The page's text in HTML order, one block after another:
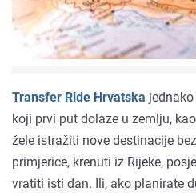
Transfer Ride Hrvatska
koji prvi put dolaze u zemlju,
žele istražiti nove destinacije
primjerice, krenuti iz Rijeke,
vratiti isti dan. Ili, ako planirate